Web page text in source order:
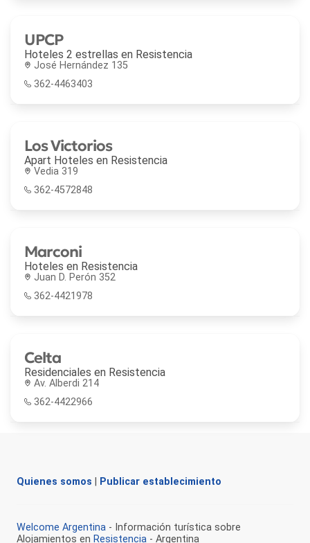
UPCP
Hoteles 2 estrellas en Resistencia
José Hernández 135
362-4463403
Los Victorios
Apart Hoteles en Resistencia
Vedia 319
362-4572848
Marconi
Hoteles en Resistencia
Juan D. Perón 352
362-4421978
Celta
Residenciales en Resistencia
Av. Alberdi 214
362-4422966
Quienes somos Publicar establecimiento
Welcome Argentina - Información turística sobre
Alojamientos en Resistencia - Argentina